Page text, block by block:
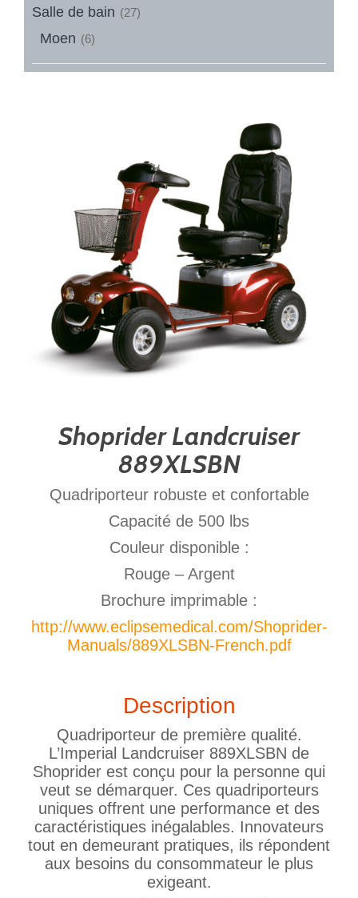
Salle de bain (27)
Moen (6)
Shoprider Landcruiser
889XLSBN
Quadriporteur robuste et confortable
Capacité de 500 lbs
Couleur disponible :
Rouge – Argent
Brochure imprimable :
http://www.eclipsemedical.com/Shoprider-
Manuals/889XLSBN-French.pdf
Description
Quadriporteur de première qualité.
L’Imperial Landcruiser 889XLSBN de
Shoprider est conçu pour la personne qui
veut se démarquer. Ces quadriporteurs
uniques offrent une performance et des
caractéristiques inégalables. Innovateurs
tout en demeurant pratiques, ils répondent
aux besoins du consommateur le plus
exigeant.